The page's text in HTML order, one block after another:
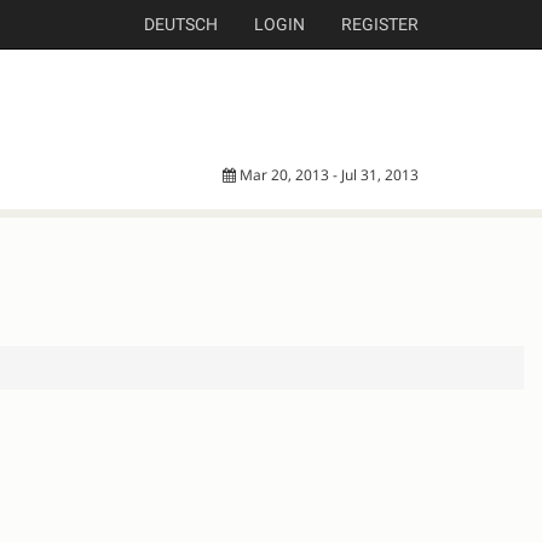
DEUTSCH LOGIN REGISTER
Mar 20, 2013 - Jul 31, 2013